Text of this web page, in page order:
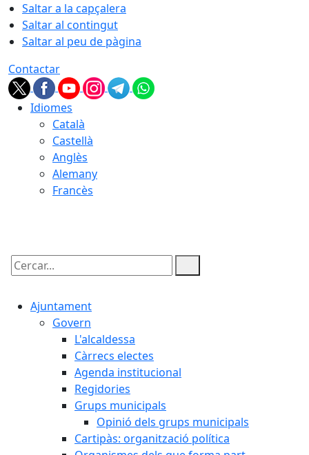
Saltar a la capçalera
Saltar al contingut
Saltar al peu de pàgina
Contactar
Idiomes
Català
Castellà
Anglès
Alemany
Francès
Cercar:
Ajuntament
Govern
L'alcaldessa
Càrrecs electes
Agenda institucional
Regidories
Grups municipals
Opinió dels grups municipals
Cartipàs: organització política